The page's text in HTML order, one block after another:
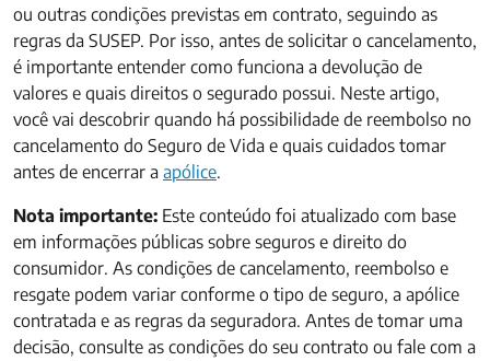
ou outras condições previstas em contrato, seguindo as
regras da SUSEP. Por isso, antes de solicitar o cancelamento,
é importante entender como funciona a devolução de
valores e quais direitos o segurado possui. Neste artigo,
você vai descobrir quando há possibilidade de reembolso no
cancelamento do Seguro de Vida e quais cuidados tomar
antes de encerrar a apólice.
Nota importante: Este conteúdo foi atualizado com base
em informações públicas sobre seguros e direito do
consumidor. As condições de cancelamento, reembolso e
resgate podem variar conforme o tipo de seguro, a apólice
contratada e as regras da seguradora. Antes de tomar uma
decisão, consulte as condições do seu contrato ou fale com a